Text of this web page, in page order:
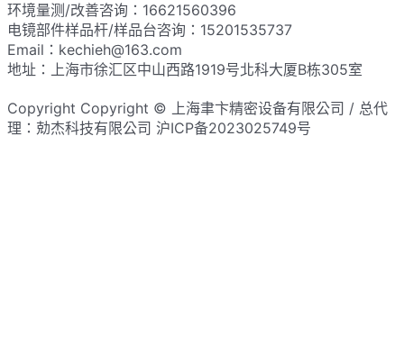
环境量测/改善咨询：16621560396
电镜部件样品杆/样品台咨询：15201535737
Email：kechieh@163.com
地址：上海市徐汇区中山西路1919号北科大厦B栋305室
Copyright Copyright © 上海聿卞精密设备有限公司 / 总代
理：勀杰科技有限公司 沪ICP备2023025749号​